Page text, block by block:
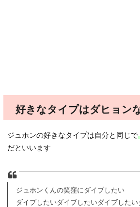
好きなタイプはダヒョン
ジュホンの好きなタイプは自分と同じで
だといいます
ジュホンくんの笑窪にダイブしたい
ダイブしたいダイブしたいダイブした